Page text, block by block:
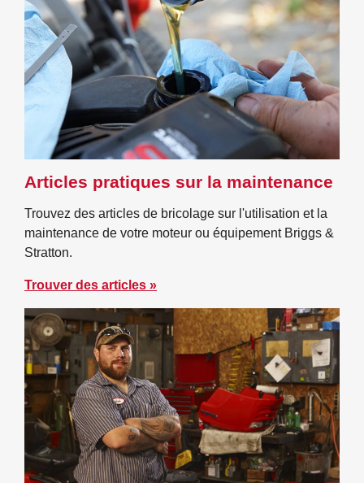
Articles pratiques sur la maintenance
Trouvez des articles de bricolage sur l'utilisation et la
maintenance de votre moteur ou équipement Briggs &
Stratton.
Trouver des articles »